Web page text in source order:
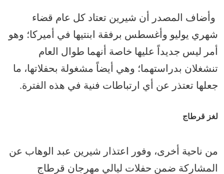
وأضاف المصدر أن شيرين تعتاد كل عام قضاء
شهري يوليو وأغسطس برفقة ابنتيها في أميركا؛ وهو
أمر ليس جديداً عليها خاصة أنهما طوال العام
تنشغلان بدراستهما؛ وهي أيضاً مشغولة بحفلاتها، ما
جعلها تعتذر عن أي ارتباطات فنية في هذه الفترة.
لغز قرطاج
من ناحية أخرى، وفور اعتذار شيرين عبد الوهاب عن
المشاركة ضمن حفلات ليالي مهرجان قرطاج